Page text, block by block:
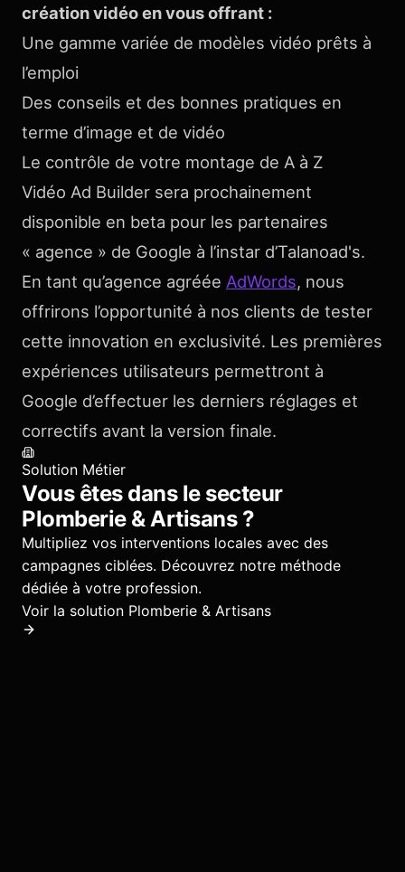
création vidéo en vous offrant :
Une gamme variée de modèles vidéo prêts à
l’emploi
Des conseils et des bonnes pratiques en
terme d’image et de vidéo
Le contrôle de votre montage de A à Z
Vidéo Ad Builder sera prochainement
disponible en beta pour les partenaires
« agence » de Google à l’instar d’Talanoad's.
En tant qu’agence agréée AdWords, nous
offrirons l’opportunité à nos clients de tester
cette innovation en exclusivité. Les premières
expériences utilisateurs permettront à
Google d’effectuer les derniers réglages et
correctifs avant la version finale.
Solution Métier
Vous êtes dans le secteur
Plomberie & Artisans?
Multipliez vos interventions locales avec des
campagnes ciblées. Découvrez notre méthode
dédiée à votre profession.
Voir la solution Plomberie & Artisans